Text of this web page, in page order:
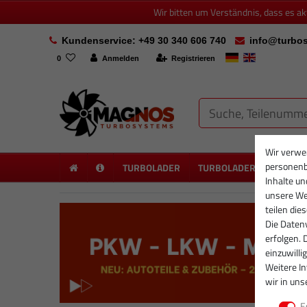
Wir bitten um Verständnis, dass es
Kundenservice: +49 30 340 606 740
0 Anmelden Registrieren
TURBOLADER TURBOLADER NEU
Wir
Inhalte
unsere
teilen
Die
erfolgen.
Weitere
wir in